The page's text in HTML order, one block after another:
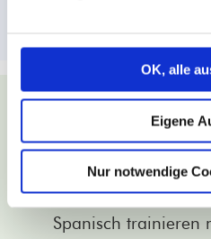
OK, alle
Eigene
Nur notwendige
kleine Gruppen mit
professionelle
Spanisch trainieren